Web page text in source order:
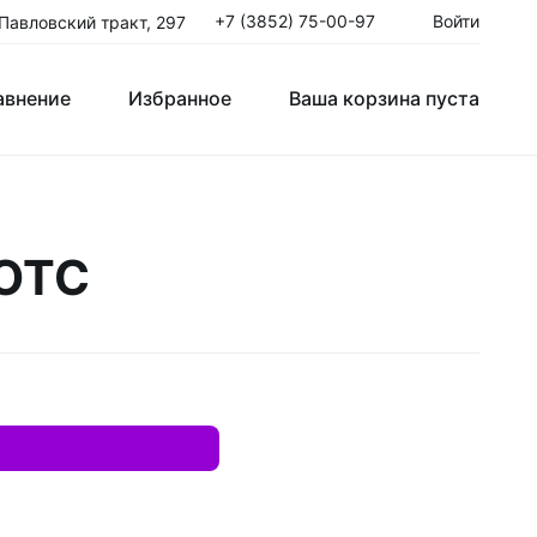
тракт, 297 +7 (3852) 75-00-97 Войти
Избранное Ваша корзина пуста